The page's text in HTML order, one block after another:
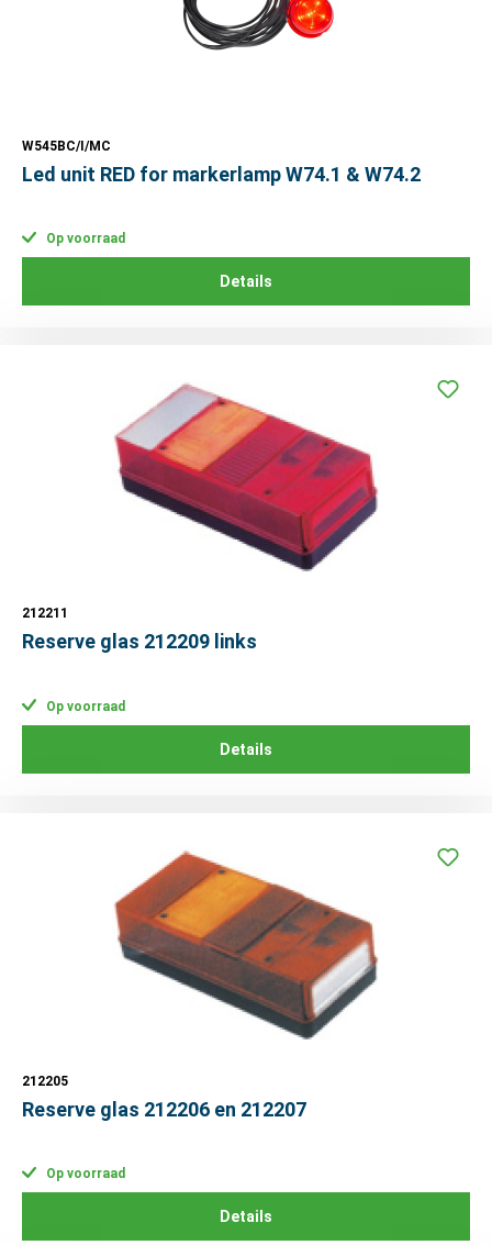
W545BC/I/MC
Led unit RED for markerlamp W74.1 & W74.2
Op voorraad
Details
212211
Reserve glas 212209 links
Op voorraad
Details
212205
Reserve glas 212206 en 212207
Op voorraad
Details